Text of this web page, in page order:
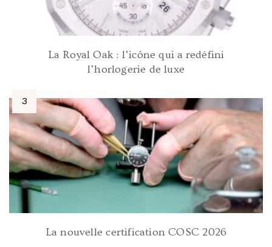
La Royal Oak : l’icône qui a redéfini
l’horlogerie de luxe
La nouvelle certification COSC 2026